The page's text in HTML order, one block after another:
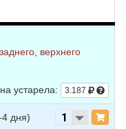
верхнего
устарела: 3.187
4 дня)